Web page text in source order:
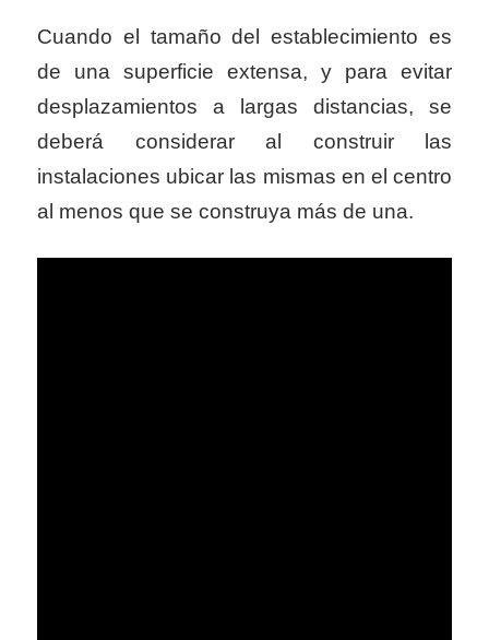
Cuando el tamaño del establecimiento es
de una superficie extensa, y para evitar
desplazamientos a largas distancias, se
deberá considerar al construir las
instalaciones ubicar las mismas en el centro
al menos que se construya más de una.